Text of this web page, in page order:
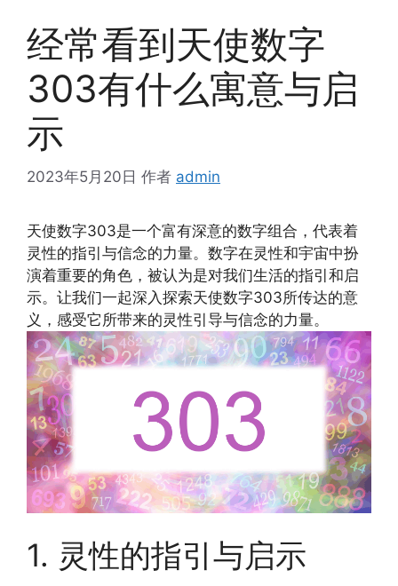
经常看到天使数字
303有什么寓意与启
示
2023年5月20日 作者 admin
天使数字303是一个富有深意的数字组合，代表着
灵性的指引与信念的力量。数字在灵性和宇宙中扮
演着重要的角色，被认为是对我们生活的指引和启
示。让我们一起深入探索天使数字303所传达的意
义，感受它所带来的灵性引导与信念的力量。
1. 灵性的指引与启示